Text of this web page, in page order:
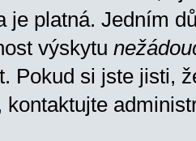
je platná. Jedním
výskytu
Pokud si jste jisti,
kontaktujte